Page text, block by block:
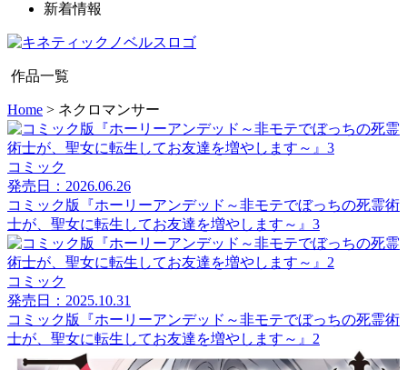
新着情報
作品一覧
Home > ネクロマンサー
コミック
発売日：2026.06.26
コミック版『ホーリーアンデッド～非モテでぼっちの死霊術
士が、聖女に転生してお友達を増やします～』3
コミック
発売日：2025.10.31
コミック版『ホーリーアンデッド～非モテでぼっちの死霊術
士が、聖女に転生してお友達を増やします～』2